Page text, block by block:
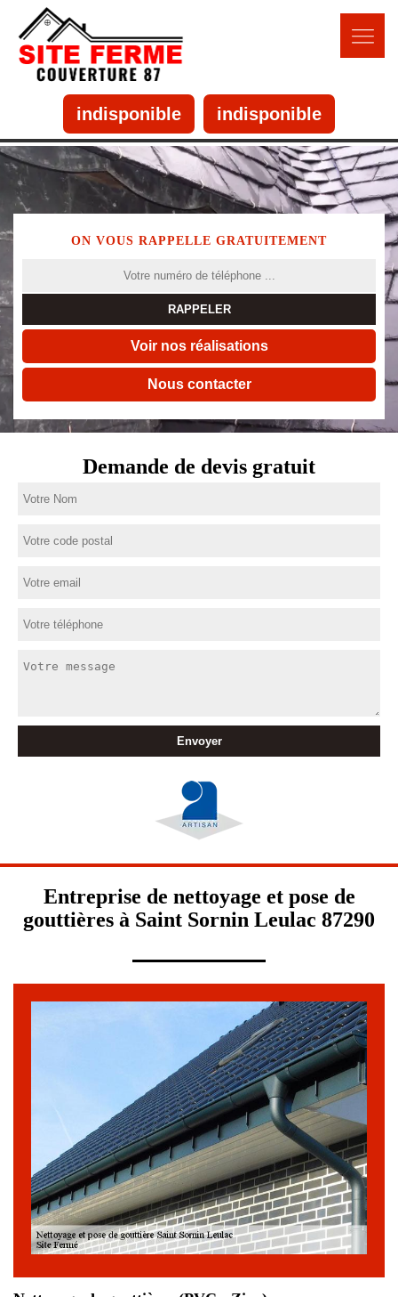
indisponible indisponible
ON VOUS RAPPELLE GRATUITEMENT
Voir nos réalisations
Nous contacter
Demande de devis gratuit
Entreprise de nettoyage et pose de
gouttières à Saint Sornin Leulac 87290